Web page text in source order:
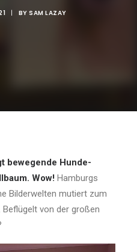
| BY SAM LAZAY
bewegende Hunde-
Wow! Hamburgs
Bilderwelten mutiert zum
Beflügelt von der großen